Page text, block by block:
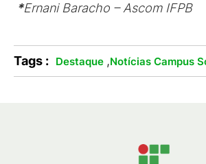
*Ernani Baracho – Ascom IFPB
Tags : Destaque ,Notícias Campus